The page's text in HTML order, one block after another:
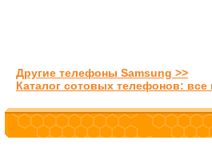
Другие телефоны Samsung >>
Каталог сотовых телефонов: все